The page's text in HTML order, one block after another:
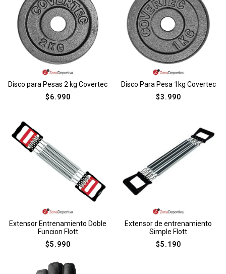
Disco para Pesas 2 kg Covertec
$6.990
Disco Para Pesa 1kg Covertec
$3.990
Extensor Entrenamiento Doble
Funcion Flott
$5.990
Extensor de entrenamiento
Simple Flott
$5.190